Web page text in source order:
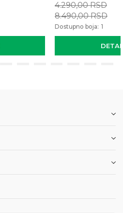
4.290,00RSD
8.490,00RSD
Dostupno boja: 1